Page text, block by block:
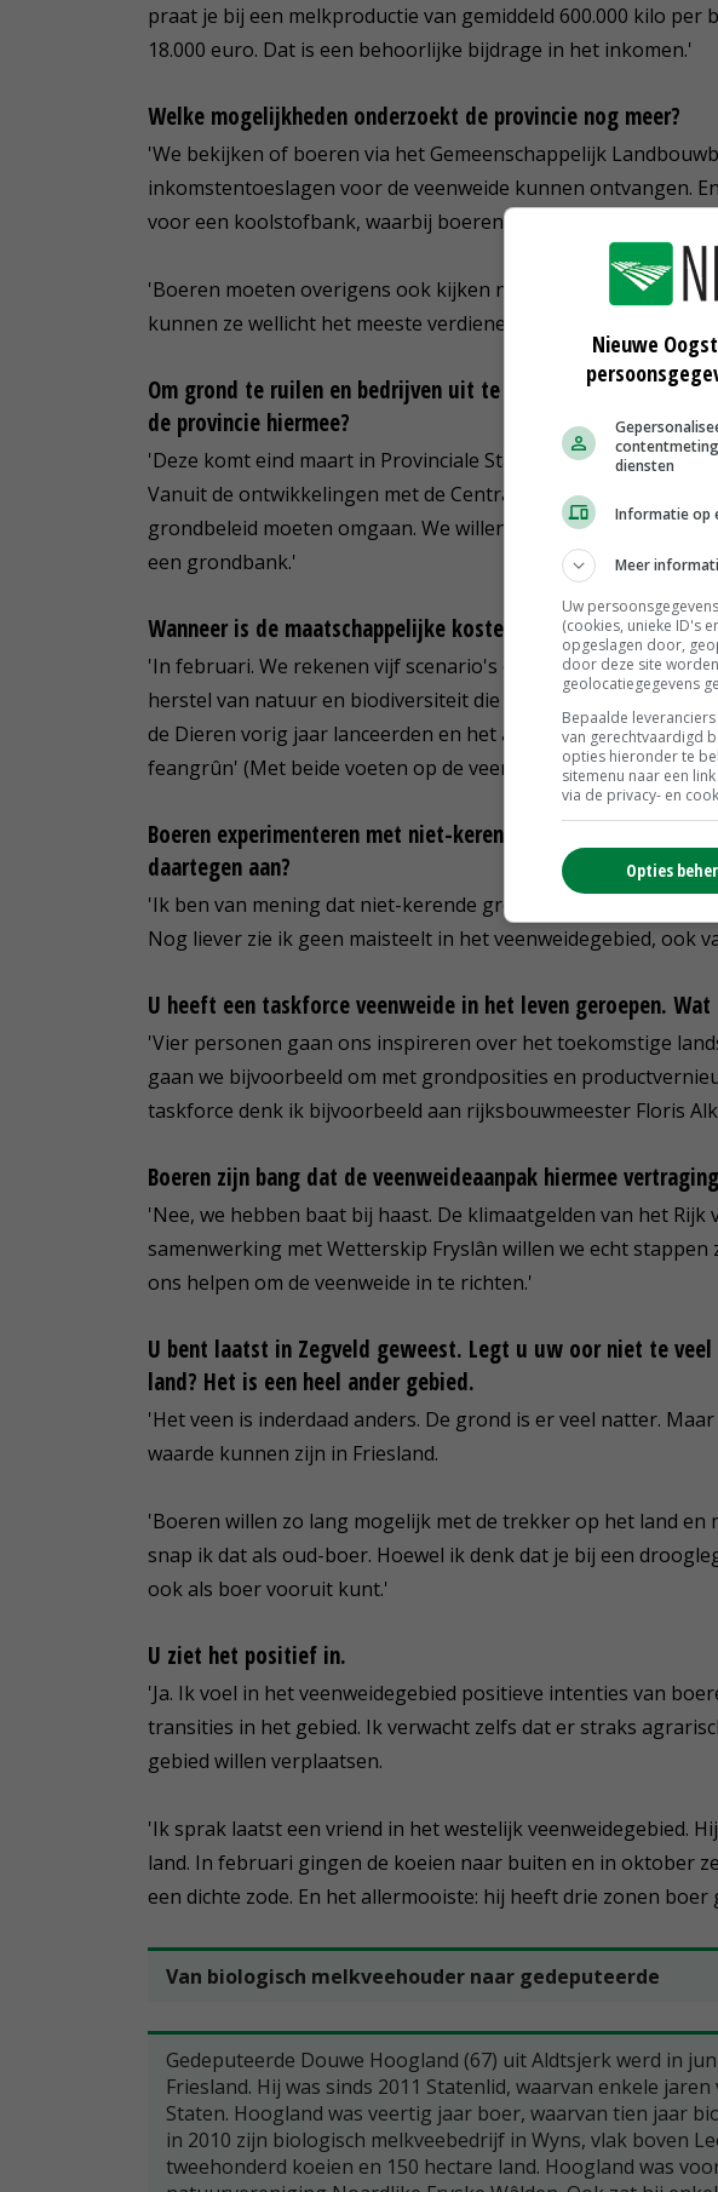
praat je bij een melkproductie van gemiddeld 600.000 kilo per
18.000 euro. Dat is een behoorlijke bijdrage in het inkomen.'
Welke mogelijkheden onderzoekt de provincie nog meer?
'We bekijken of boeren via het Gemeenschappelijk
inkomstentoeslagen voor de veenweide kunnen ontvangen.
voor een koolstofbank, waarbij boeren een vergoeding krijgen
'Boeren moeten overigens ook kijken naar hun eigen
kunnen ze wellicht het meeste verdienen.'
Om grond te ruilen en bedrijven uit te kunnen kopen, is een
de provincie hiermee?
'Deze komt eind maart in Provinciale Staten. We moeten
Vanuit de ontwikkelingen met de Centrale As hebben we
grondbeleid moeten omgaan. We willen goed kijken naar de
een grondbank.'
Wanneer is de maatschappelijke kosten-batenanalyse
'In februari. We rekenen vijf scenario's door, onder andere
herstel van natuur en biodiversiteit die PvdA, 50PLUS,
de Dieren vorig jaar lanceerden en het alternatieve
feangrûn' (Met beide voeten op de veengrond) van de zeven
Boeren experimenteren met niet-kerende grondbewerking
daartegen aan?
'Ik ben van mening dat niet-kerende grondbewerking met
Nog liever zie ik geen maisteelt in het veenweidegebied, ook
U heeft een taskforce veenweide in het leven geroepen.
'Vier personen gaan ons inspireren over het toekomstige
gaan we bijvoorbeeld om met grondposities en
taskforce denk ik bijvoorbeeld aan rijksbouwmeester Floris
Boeren zijn bang dat de veenweideaanpak hiermee
'Nee, we hebben baat bij haast. De klimaatgelden van het
samenwerking met Wetterskip Fryslân willen we echt stappen
ons helpen om de veenweide in te richten.'
U bent laatst in Zegveld geweest. Legt u uw oor niet te
land? Het is een heel ander gebied.
'Het veen is inderdaad anders. De grond is er veel natter.
waarde kunnen zijn in Friesland.
'Boeren willen zo lang mogelijk met de trekker op het land en
snap ik dat als oud-boer. Hoewel ik denk dat je bij een
ook als boer vooruit kunt.'
U ziet het positief in.
'Ja. Ik voel in het veenweidegebied positieve intenties van
transities in het gebied. Ik verwacht zelfs dat er straks
gebied willen verplaatsen.
'Ik sprak laatst een vriend in het westelijk veenweidegebied.
land. In februari gingen de koeien naar buiten en in oktober
een dichte zode. En het allermooiste: hij heeft drie zonen boer
Van biologisch melkveehouder naar gedeputeerde
Gedeputeerde Douwe Hoogland (67) uit Aldtsjerk werd in
Friesland. Hij was sinds 2011 Statenlid, waarvan enkele
Staten. Hoogland was veertig jaar boer, waarvan tien jaar
in 2010 zijn biologisch melkveebedrijf in Wyns, vlak boven
tweehonderd koeien en 150 hectare land. Hoogland was
Nieuwe
diensten
Informatie op
Meer
Uw
(cookies, unieke ID's
opgeslagen door,
door deze site
geolocatiegegevens
Bepaalde
van gerechtvaardigd
opties hieronder te
sitemenu naar een
via de privacy- en
Opties